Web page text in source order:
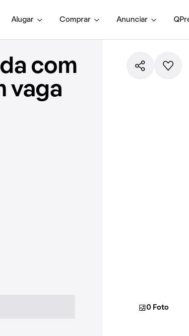
Alugar Comprar Anunciar
com
vaga
0 Foto